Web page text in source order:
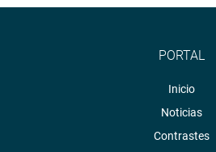
PORTAL
Inicio
Noticias
Contrastes